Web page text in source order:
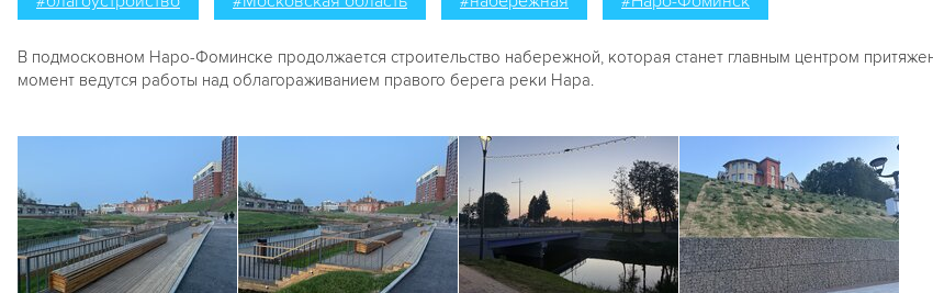
В подмосковном Наро-Фоминске продолжается строительство набережной, которая станет главным центром
момент ведутся работы над облагораживанием правого берега реки Нара.